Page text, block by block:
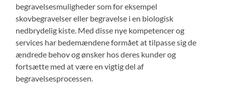
begravelsesmuligheder som for eksempel
skovbegravelser eller begravelse i en biologisk
nedbrydelig kiste. Med disse nye kompetencer og
services har bedemændene formået at tilpasse sig de
ændrede behov og ønsker hos deres kunder og
fortsætte med at være en vigtig del af
begravelsesprocessen.